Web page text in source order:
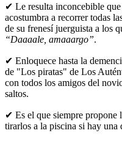
✔ Le resulta inconcebible
acostumbra a recorrer todas
de su frenesí juerguista a los
“Daaaale, amaaargo”.
✔ Enloquece hasta la
de "Los piratas" de Los
con todos los amigos del
saltos.
✔ Es el que siempre propone
tirarlos a la piscina si hay una